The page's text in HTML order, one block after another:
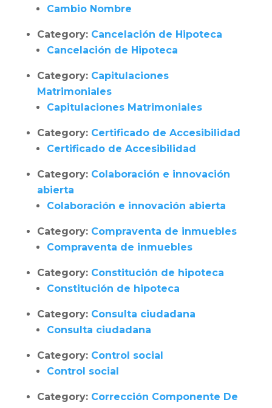
Cambio Nombre
Category: Cancelación de Hipoteca
Cancelación de Hipoteca
Category: Capitulaciones
Matrimoniales
Capitulaciones Matrimoniales
Category: Certificado de Accesibilidad
Certificado de Accesibilidad
Category: Colaboración e innovación
abierta
Colaboración e innovación abierta
Category: Compraventa de inmuebles
Compraventa de inmuebles
Category: Constitución de hipoteca
Constitución de hipoteca
Category: Consulta ciudadana
Consulta ciudadana
Category: Control social
Control social
Category: Corrección Componente De